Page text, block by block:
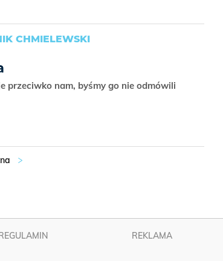
CHMIELEWSKI
przeciwko nam, byśmy go nie odmówili
REKLAMA